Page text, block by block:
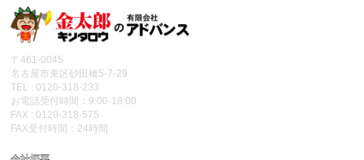
〒461-0045
名古屋市東区砂田橋5-7-29
TEL : 0120-318-233
お電話受付時間：9:00-18:00
FAX : 0120-318-575
FAX受付時間：24時間